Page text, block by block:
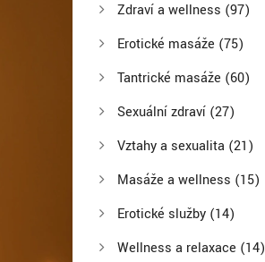
Zdraví a wellness (97)
Erotické masáže (75)
Tantrické masáže (60)
Sexuální zdraví (27)
Vztahy a sexualita (21)
Masáže a wellness (15)
Erotické služby (14)
Wellness a relaxace (14)